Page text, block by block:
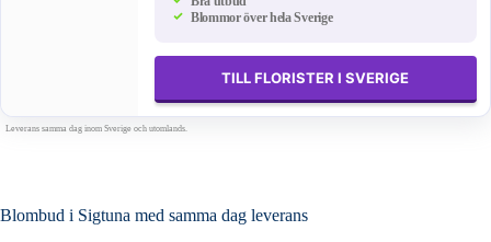
Blommor över hela Sverige
TILL FLORISTER I SVERIGE
Leverans samma dag inom Sverige och utomlands.
Blombud i Sigtuna med samma dag leverans